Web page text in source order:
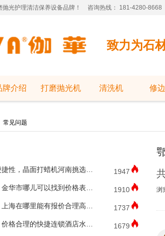
光护理清洁保养设备品牌！ 咨询热线： 181-4280-8668
致力为石
牌介绍 打磨抛光机 清洗机 修
常见问题
浏
1947
1910
1737
1679